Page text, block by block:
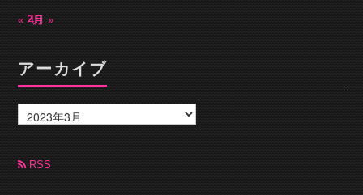
« 2月4月 »
アーカイブ
ー
カ
ブ RSS